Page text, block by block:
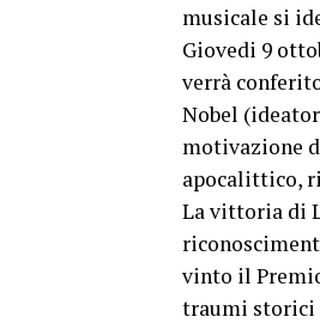
musicale si
Giovedi 9
verrà
Nobel
motivazione
apocalittico,
La vittoria di
vinto il
traumi storici